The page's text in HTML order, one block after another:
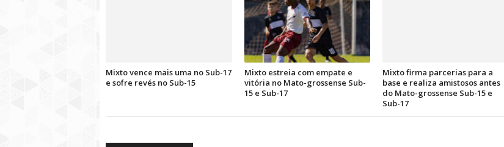
Mixto vence mais uma no Sub-17
e sofre revés no Sub-15
Mixto estreia com empate e
vitória no Mato-grossense Sub-
15 e Sub-17
Mixto firma parcerias para a
base e realiza amistosos antes
do Mato-grossense Sub-15 e
Sub-17